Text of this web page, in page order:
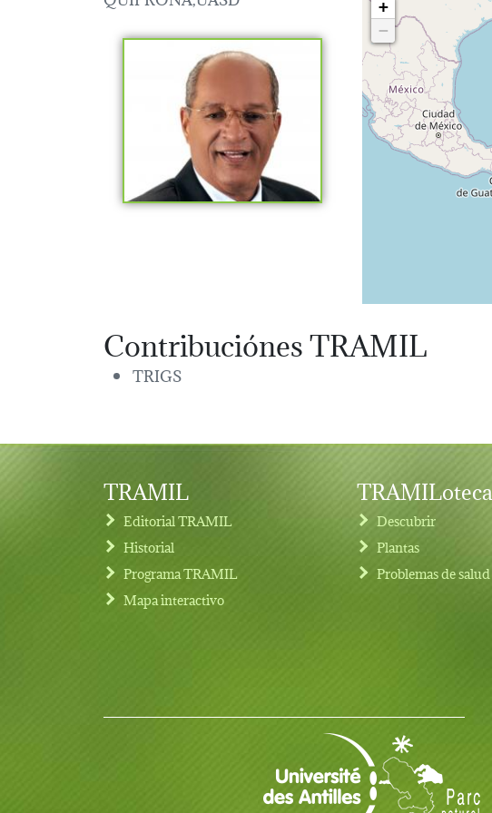
+
−
Contribuciónes TRAMIL
TRIGS
Footer menu
TRAMIL
Editorial TRAMIL
Historial
Programa TRAMIL
Mapa interactivo
TRAMILoteca
Descubrir
Plantas
Problemas de salud